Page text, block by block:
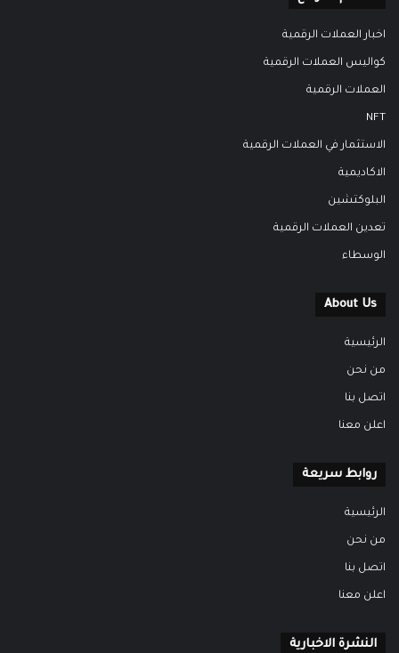
اخبار العملات الرقمية
كواليس العملات الرقمية
العملات الرقمية
NFT
الاستثمار في العملات الرقمية
الاكاديمية
البلوكتشين
تعدين العملات الرقمية
الوسطاء
About Us
الرئيسية
من نحن
اتصل بنا
اعلن معنا
روابط سريعة
الرئيسية
من نحن
اتصل بنا
اعلن معنا
النشرة الاخبارية